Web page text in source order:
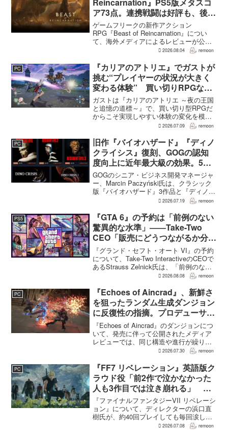
ア73点。連携戦闘は好評も、後半
の“ボス再戦続き”には不満
ゲームフリークの新作アクション
RPG『Beast of Reincarnation』につい
て、海外メディアによるレビューが公開
された。PS5版のメタスコアは73。採点
否両論で、不評に分類されたレビュ...
2026.08.04 remoon
PC
『カリアのアトリエ』でガストが
挑む“プレイヤーの状況が大きく
変わる体験” 買い切りRPGなら
ではの変化とは
ガストは『カリアのアトリエ ～夜の王国
と追憶の道標～』で、買い切り型RPGだ
からこそ実現しやすい体験の変化を模索
している。大型の運営型ゲームが継続的
かで、同社はキャラクターやビジュアル
の魅力だけでなく、ゲ...
2026.07.09 remoon
PC
旧作『バイオハザード』『ディノ
クライシス』復刻、GOGの認知
度向上に近年最大級の効果。5作
品は90％超の肯定的評価
GOGのシニア・ビジネス開発マネージャ
ー、Marcin Paczyński氏は、クラシック
版『バイオハザード』3作品と『ディノク
ライシス』2作品の復刻が、近年のGOG
上に認知度向上へ貢献したと語った。現
在...
2026.07.19 remoon
PS5
『GTA 6』の予約は「前例のない
驚異的な水準」――Take-Two
CEO「販売にどうつながるか分か
らない」
『グランド・セフト・オート VI』の予約
について、Take-Two InteractiveのCEOで
あるStrauss Zelnick氏は、「前例のない
驚異的な水準」に達していると評価し
であるため、最終的...
2026.08.08 remoon
PC
『Echoes of Aincrad』、新鮮さ
を狙ったランダム生成ダンジョン
に反復性の指摘。プロデューサー
は発売前に採用理由を説明
『Echoes of Aincrad』のダンジョンにつ
いて、発売に伴って公開されたメディア
レビューでは、同じ構造や進行が繰り返
されるとの評価が出ている。発売前の7月
は、ゲーム総合プロデューサーの二見鷹
介氏が...
2026.07.30 remoon
PC
『FF7 リベレーション』英語版ク
ラウド役「前2作で泣かなかった
人も3作目では泣き崩れる」 浜
口Dも約40回泣いたクラウドの重
要場面に言及
『ファイナルファンタジーVII リベレーシ
ョン』について、ディレクターの浜口直
樹氏が、約40回プレイしても毎回涙した
というクラウドの重要な場面について語
2026.07.08 remoon